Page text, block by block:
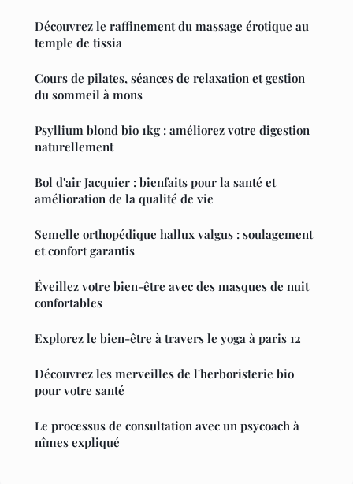
Découvrez le raffinement du massage érotique au
temple de tissia
Cours de pilates, séances de relaxation et gestion
du sommeil à mons
Psyllium blond bio 1kg : améliorez votre digestion
naturellement
Bol d'air Jacquier : bienfaits pour la santé et
amélioration de la qualité de vie
Semelle orthopédique hallux valgus : soulagement
et confort garantis
Éveillez votre bien-être avec des masques de nuit
confortables
Explorez le bien-être à travers le yoga à paris 12
Découvrez les merveilles de l'herboristerie bio
pour votre santé
Le processus de consultation avec un psycoach à
nîmes expliqué